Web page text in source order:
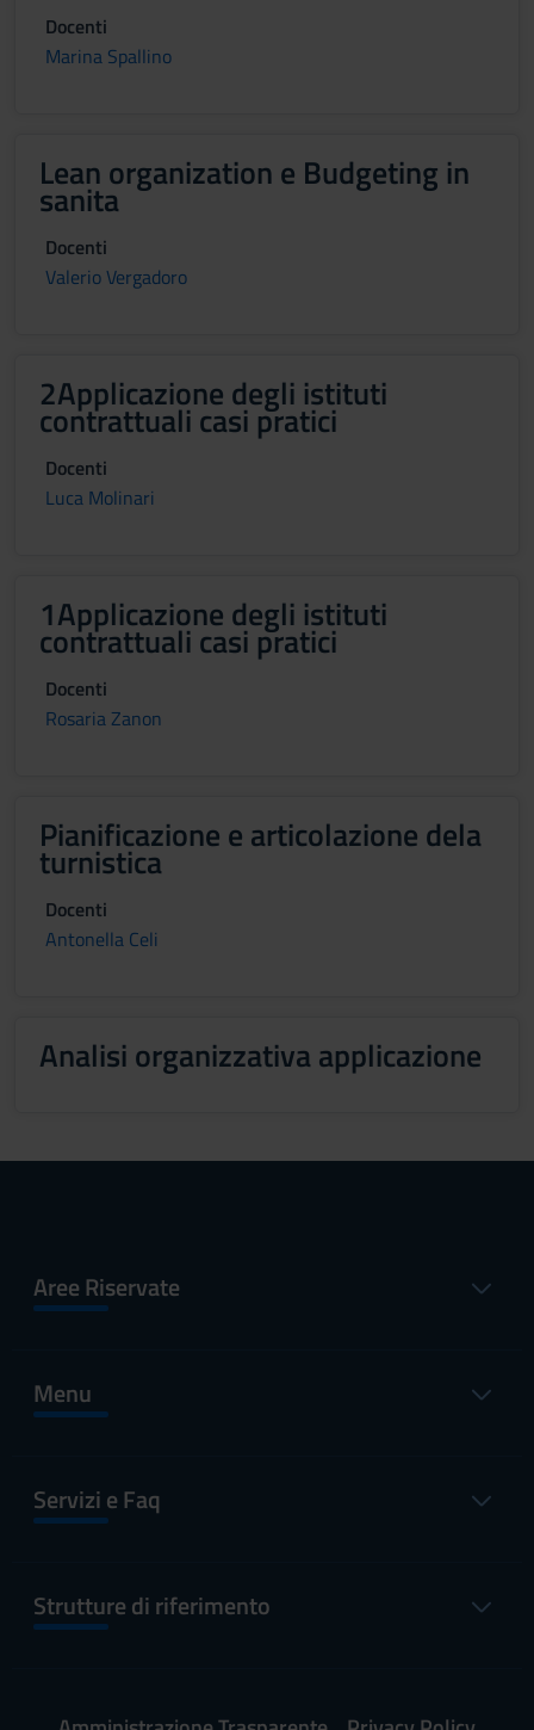
Docenti
Marina Spallino
Lean organization e Budgeting in
sanita
Docenti
Valerio Vergadoro
2Applicazione degli istituti
contrattuali casi pratici
Docenti
Luca Molinari
1Applicazione degli istituti
contrattuali casi pratici
Docenti
Rosaria Zanon
Pianificazione e articolazione dela
turnistica
Docenti
Antonella Celi
Analisi organizzativa applicazione
Aree Riservate
Menu
Servizi e Faq
Strutture di riferimento